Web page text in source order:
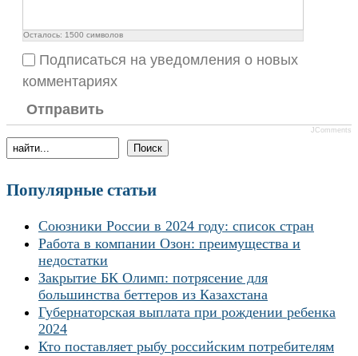
Осталось: 1500 символов
Подписаться на уведомления о новых
комментариях
Отправить
JComments
Популярные статьи
Союзники России в 2024 году: список стран
Работа в компании Озон: преимущества и
недостатки
Закрытие БК Олимп: потрясение для
большинства беттеров из Казахстана
Губернаторская выплата при рождении ребенка
2024
Кто поставляет рыбу российским потребителям